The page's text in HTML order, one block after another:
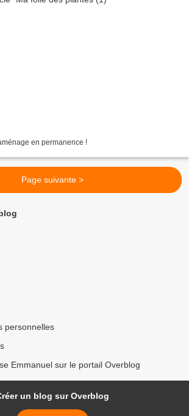
en permanence !
Page suivante >
personnelles
Emmanuel sur le portail Overblog
un blog sur Overblog